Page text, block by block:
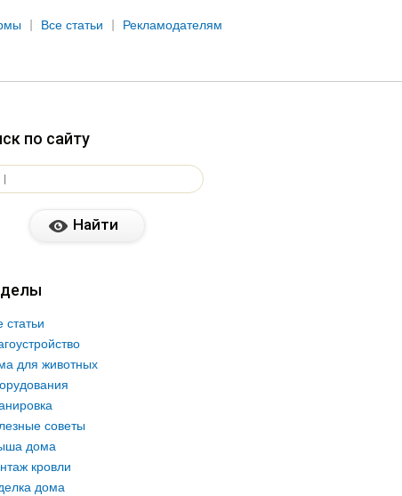
Все статьи Рекламодателям
по сайту
статьи
для животных
советы
дома
кровли
дома